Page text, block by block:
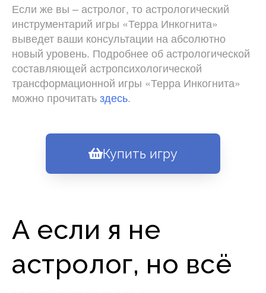
Если же вы – астролог, то астрологический
инструментарий игры «Терра Инкогнита»
выведет ваши консультации на абсолютно
новый уровень. Подробнее об астрологической
составляющей астропсихологической
трансформационной игры «Терра Инкогнита»
можно прочитатьздесь.
Купить игру
А если я не
астролог, но всё